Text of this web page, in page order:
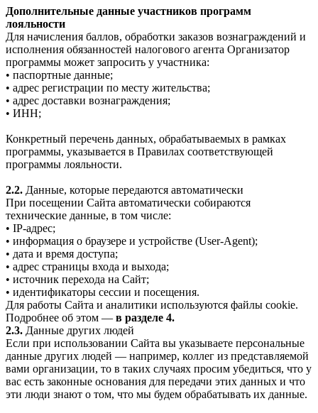
Дополнительные данные участников программ
лояльности
Для начисления баллов, обработки заказов вознаграждений и
исполнения обязанностей налогового агента Организатор
программы может запросить у участника:
• паспортные данные;
• адрес регистрации по месту жительства;
• адрес доставки вознаграждения;
• ИНН;
Конкретный перечень данных, обрабатываемых в рамках
программы, указывается в Правилах соответствующей
программы лояльности.
2.2. Данные, которые передаются автоматически
При посещении Сайта автоматически собираются
технические данные, в том числе:
• IP-адрес;
• информация о браузере и устройстве (User-Agent);
• дата и время доступа;
• адрес страницы входа и выхода;
• источник перехода на Сайт;
• идентификаторы сессии и посещения.
Для работы Сайта и аналитики используются файлы cookie.
Подробнее об этом — в разделе 4.
2.3. Данные других людей
Если при использовании Сайта вы указываете персональные
данные других людей — например, коллег из представляемой
вами организации, то в таких случаях просим убедиться, что у
вас есть законные основания для передачи этих данных и что
эти люди знают о том, что мы будем обрабатывать их данные.